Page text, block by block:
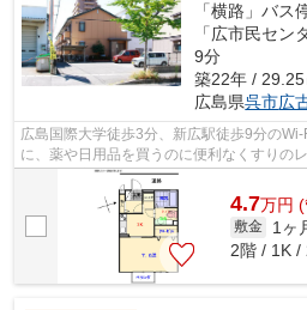
「横路」バ
「広市民セ
9分
築22年 / 29.25
広島県呉市広
広島国際大学徒歩3分、新広駅徒歩9分の
に、薬や日用品を買うのに便利なくすりの
水洗浄便座やシャワー付洗面台、2口グリ...
4.7万円
敷金 1ヶ
2階 / 1K /